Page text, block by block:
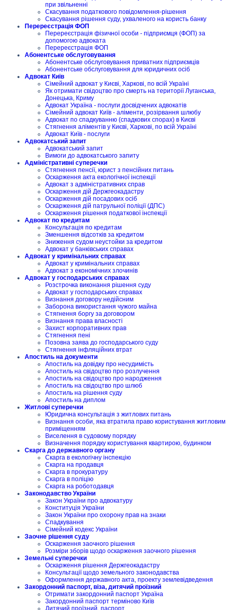
при звільненні
Скасування податкового повідомлення-рішення
Скасування рішення суду, ухваленого на користь банку
Перереєстрація ФОП
Перереєстрація фізичної особи - підприємця (ФОП) за
допомогою адвоката
Перереєстрація ФОП
Абонентське обслуговування
Абонентське обслуговування приватних підприємців
Абонентське обслуговування для юридичних осіб
Адвокат Київ
Сімейний адвокат у Києві, Харкові, по всій Україні
Як отримати свідоцтво про смерть на території Луганська,
Донецька, Криму
Адвокат Україна - послуги досвідчених адвокатів
Сімейний адвокат Київ - аліменти, розірвання шлюбу
Адвокат по спадкуванню (спадкових спорах) в Києві
Стягнення аліментів у Києві, Харкові, по всій Україні
Адвокат Київ - послуги
Адвокатський запит
Адвокатський запит
Вимоги до адвокатського запиту
Адміністративні суперечки
Стягнення пенсії, юрист з пенсійних питань
Оскарження акта екологічної інспекції
Адвокат з адміністративних справ
Оскарження дій Держгеокадастру
Оскарження дій посадових осіб
Оскарження дій патрульної поліції (ДПС)
Оскарження рішення податкової інспекції
Адвокат по кредитам
Консультація по кредитам
Зменшення відсотків за кредитом
Зниження судом неустойки за кредитом
Адвокат у банківських справах
Адвокат у кримінальних справах
Адвокат у кримінальних справах
Адвокат з економічних злочинів
Адвокат у господарських справах
Розстрочка виконання рішення суду
Адвокат у господарських справах
Визнання договору недійсним
Заборона використання чужого майна
Стягнення боргу за договором
Визнання права власності
Захист корпоративних прав
Стягнення пені
Позовна заява до господарського суду
Стягнення інфляційних втрат
Апостиль на документи
Апостиль на довідку про несудимість
Апостиль на свідоцтво про розлучення
Апостиль на свідоцтво про народження
Апостиль на свідоцтво про шлюб
Апостиль на рішення суду
Апостиль на диплом
Житлові суперечки
Юридична консультація з житлових питань
Визнання особи, яка втратила право користування житловим
приміщенням
Виселення в судовому порядку
Визначення порядку користування квартирою, будинком
Скарга до державного органу
Скарга в екологічну інспекцію
Скарга на продавця
Скарга в прокуратуру
Скарга в поліцію
Скарга на роботодавця
Законодавство України
Закон України про адвокатуру
Конституція України
Закон України про охорону прав на знаки
Спадкування
Сімейний кодекс України
Заочне рішення суду
Оскарження заочного рішення
Розміри зборів щодо оскарження заочного рішення
Земельні суперечки
Оскарження рішення Держгеокадастру
Консультації щодо земельного законодавства
Оформлення державного акта, проекту землевідведення
Закордонний паспорт, віза, дитячий проїзний
Отримати закордонний паспорт Україна
Закордонний паспорт терміново Київ